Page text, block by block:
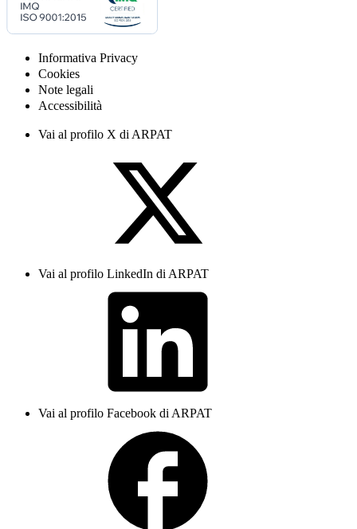
Informativa Privacy
Cookies
Note legali
Accessibilità
Vai al profilo X di ARPAT
Vai al profilo LinkedIn di ARPAT
Vai al profilo Facebook di ARPAT